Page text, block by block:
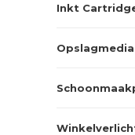
Inkt
Opslagmedia